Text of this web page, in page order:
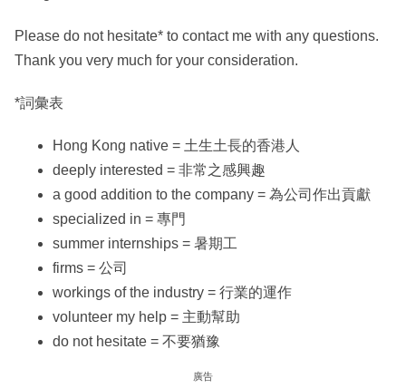
Please do not hesitate* to contact me with any questions.
Thank you very much for your consideration.
*詞彙表
Hong Kong native = 土生土長的香港人
deeply interested = 非常之感興趣
a good addition to the company = 為公司作出貢獻
specialized in = 專門
summer internships = 暑期工
firms = 公司
workings of the industry = 行業的運作
volunteer my help = 主動幫助
do not hesitate = 不要猶豫
廣告